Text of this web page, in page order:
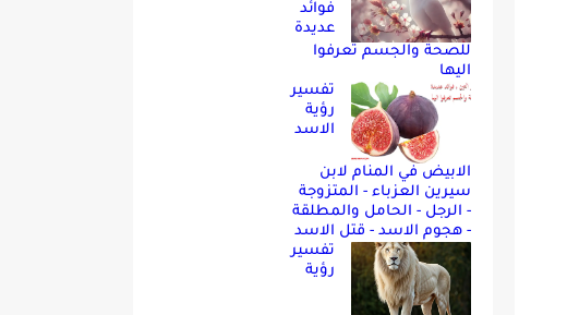
فوائد
عديدة
للصحة والجسم تعرفوا
اليها
تفسير
رؤية
الاسد
الابيض في المنام لابن
سيرين العزباء - المتزوجة
- الرجل - الحامل والمطلقة
- هجوم الاسد - قتل الاسد
تفسير
رؤية